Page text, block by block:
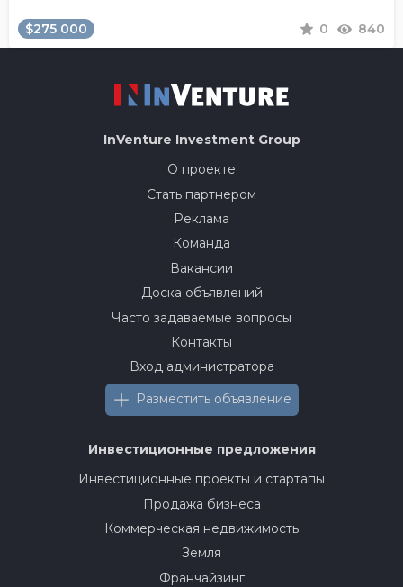
$275 000 0 840
InVenture Investment Group
О проекте
Стать партнером
Реклама
Команда
Вакансии
Доска объявлений
Часто задаваемые вопросы
Контакты
Вход администратора
Разместить объявление
Инвестиционные предложения
Инвестиционные проекты и стартапы
Продажа бизнеса
Коммерческая недвижимость
Земля
Франчайзинг